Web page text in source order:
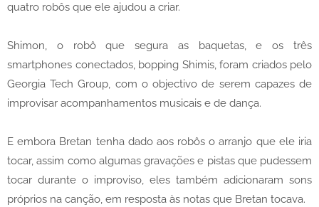
quatro robôs que ele ajudou a criar.
Shimon, o robô que segura as baquetas, e os três
smartphones conectados, bopping Shimis, foram criados pelo
Georgia Tech Group, com o objectivo de serem capazes de
improvisar acompanhamentos musicais e de dança.
E embora Bretan tenha dado aos robôs o arranjo que ele iria
tocar, assim como algumas gravações e pistas que pudessem
tocar durante o improviso, eles também adicionaram sons
próprios na canção, em resposta às notas que Bretan tocava.